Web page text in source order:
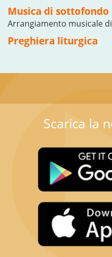
Musica di sottofondo
Arrangiamento musicale
Preghiera liturgica
Scarica la